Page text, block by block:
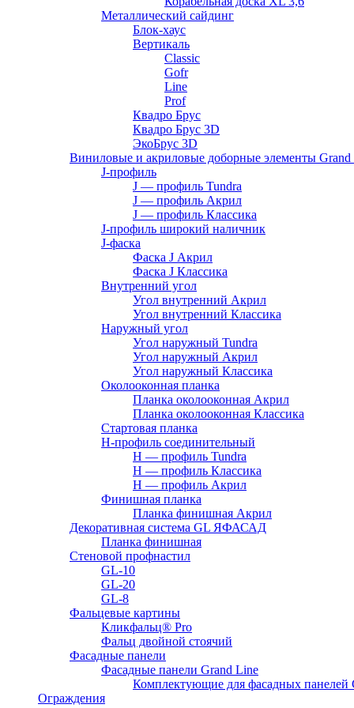
Металлический сайдинг
Блок-хаус
Вертикаль
Classic
Gofr
Line
Prof
Квадро Брус
Квадро Брус 3D
ЭкоБрус 3D
Виниловые и акриловые доборные элементы Grand
J-профиль
J — профиль Tundra
J — профиль Акрил
J — профиль Классика
J-профиль широкий наличник
J-фаска
Фаска J Акрил
Фаска J Классика
Внутренний угол
Угол внутренний Акрил
Угол внутренний Классика
Наружный угол
Угол наружный Tundra
Угол наружный Акрил
Угол наружный Классика
Околооконная планка
Планка околооконная Акрил
Планка околооконная Классика
Стартовая планка
H-профиль соединительный
Н — профиль Tundra
H — профиль Классика
Н — профиль Акрил
Финишная планка
Планка финишная Акрил
Декоративная система GL ЯФАСАД
Планка финишная
Стеновой профнастил
GL-10
GL-20
GL-8
Фальцевые картины
Кликфальц® Pro
Фальц двoйной стоячий
Фасадные панели
Фасадные панели Grand Line
Комплектующие для фасадных панелей
Ограждения